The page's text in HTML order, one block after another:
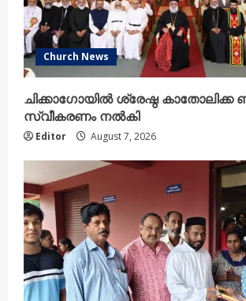
Church News
ചിക്കാഗോയിൽ ശ്രേഷ്ഠ കാതോലിക്ക
സ്വീകരണം നൽകി
Editor August 7, 2026